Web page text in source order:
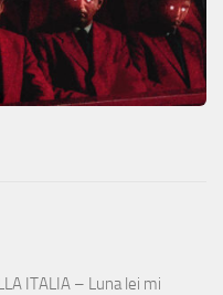
ITALIA – Luna lei mi